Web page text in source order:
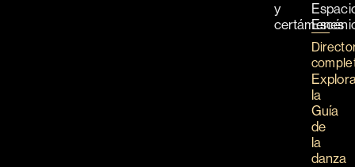
y
certámenes
la
Guía
de
la
danza